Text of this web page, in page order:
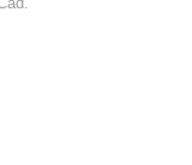
etmek için